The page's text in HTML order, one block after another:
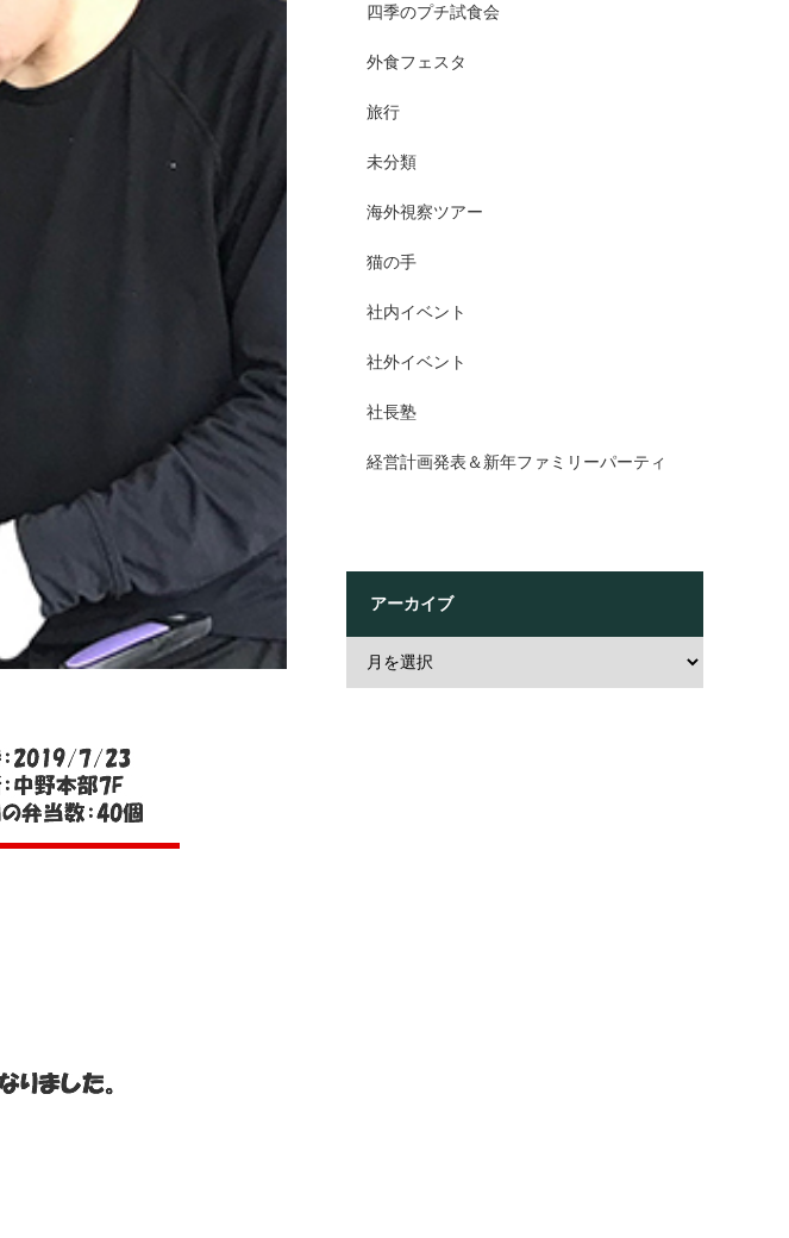
四季のプチ試食会
外食フェスタ
旅行
未分類
海外視察ツアー
猫の手
社内イベント
社外イベント
社長塾
経営計画発表＆新年ファミリーパーティ
アーカイブ